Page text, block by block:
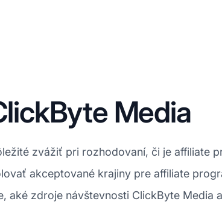
Media
zvážiť pri rozhodovaní, či je affiliate
akceptované krajiny pre affiliate
aké zdroje návštevnosti ClickByte Media